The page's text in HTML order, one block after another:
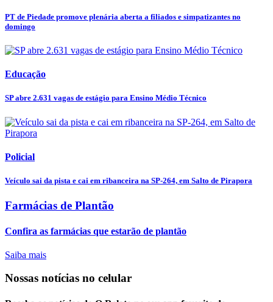
PT de Piedade promove plenária aberta a filiados e simpatizantes no
domingo
Educação
SP abre 2.631 vagas de estágio para Ensino Médio Técnico
Policial
Veículo sai da pista e cai em ribanceira na SP-264, em Salto de Pirapora
Farmácias de Plantão
Confira as farmácias que estarão de plantão
Saiba mais
Nossas notícias no celular